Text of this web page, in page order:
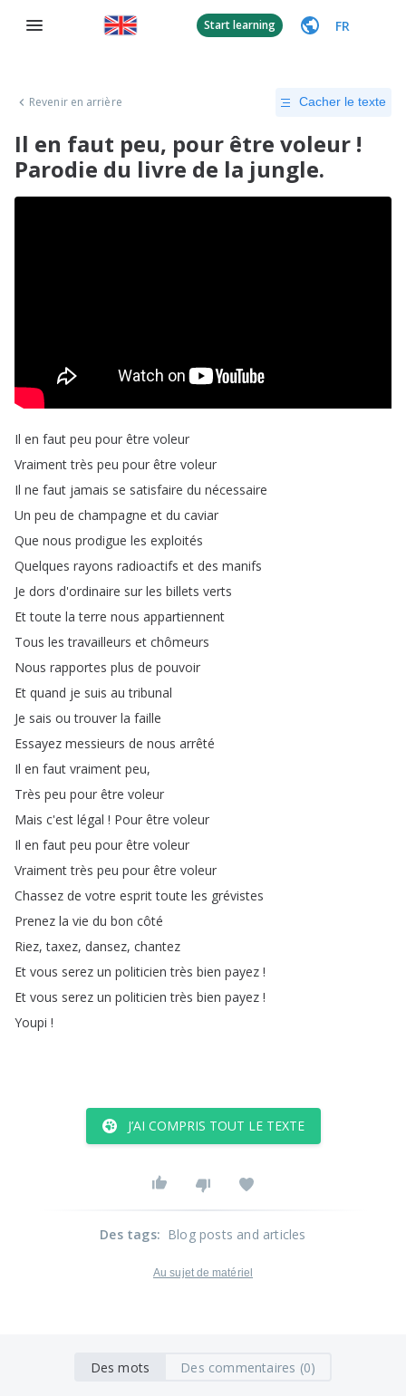
Start learning FR
Revenir en arrière Cacher le texte
Il en faut peu, pour être voleur !
Parodie du livre de la jungle.
Il en faut peu pour être voleur
Vraiment très peu pour être voleur
Il ne faut jamais se satisfaire du nécessaire
Un peu de champagne et du caviar
Que nous prodigue les exploités
Quelques rayons radioactifs et des manifs
Je dors d'ordinaire sur les billets verts
Et toute la terre nous appartiennent
Tous les travailleurs et chômeurs
Nous rapportes plus de pouvoir
Et quand je suis au tribunal
Je sais ou trouver la faille
Essayez messieurs de nous arrêté
Il en faut vraiment peu,
Très peu pour être voleur
Mais c'est légal ! Pour être voleur
Il en faut peu pour être voleur
Vraiment très peu pour être voleur
Chassez de votre esprit toute les grévistes
Prenez la vie du bon côté
Riez,taxez, dansez, chantez
Et vous serez un politicien très bien payez !
Et vous serez un politicien très bien payez !
Youpi !
J’AI COMPRIS TOUT LE TEXTE
Des tags: Blog posts and articles
Au sujet de matériel
Des mots Des commentaires (0)